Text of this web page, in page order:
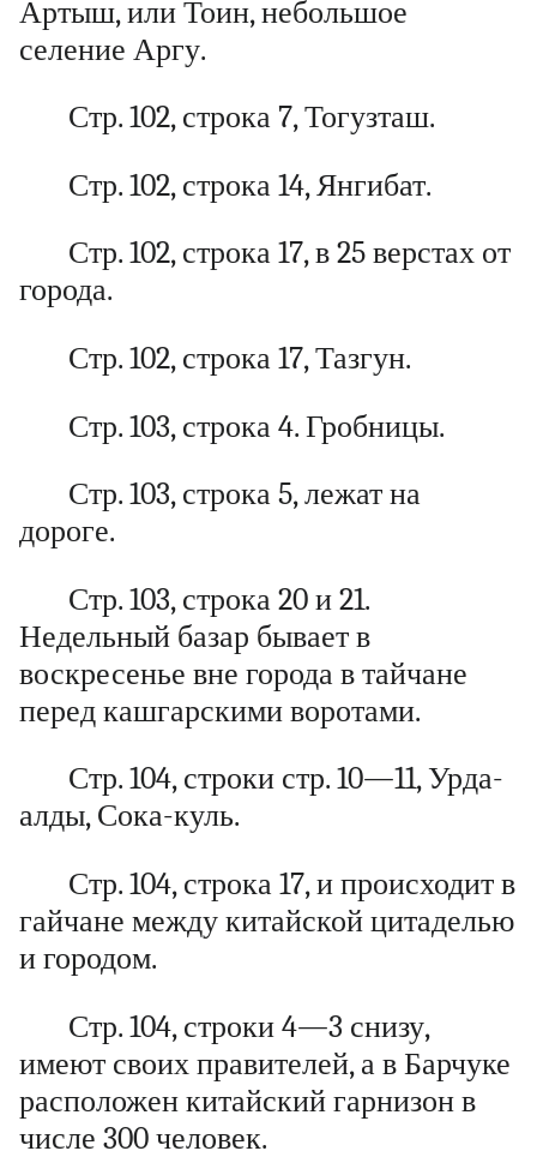
Артыш, или Тоин, небольшое
селение Аргу.
Стр. 102, строка 7, Тогузташ.
Стр. 102, строка 14, Янгибат.
Стр. 102, строка 17, в 25 верстах от
города.
Стр. 102, строка 17, Тазгун.
Стр. 103, строка 4. Гробницы.
Стр. 103, строка 5, лежат на
дороге.
Стр. 103, строка 20 и 21.
Недельный базар бывает в
воскресенье вне города в тайчане
перед кашгарскими воротами.
Стр. 104, строки стр. 10—11, Урда-
алды, Сока-куль.
Стр. 104, строка 17, и происходит в
гайчане между китайской цитаделью
и городом.
Стр. 104, строки 4—3 снизу,
имеют своих правителей, а в Барчуке
расположен китайский гарнизон в
числе 300 человек.